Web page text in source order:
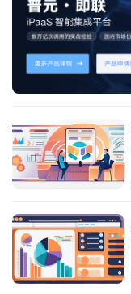
产
品
解
方
生
态
合
作
服